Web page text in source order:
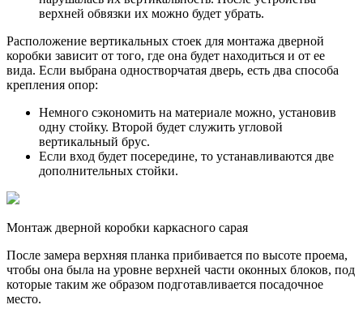
верхней обвязки их можно будет убрать.
Расположение вертикальных стоек для монтажа дверной
коробки зависит от того, где она будет находиться и от ее
вида. Если выбрана одностворчатая дверь, есть два способа
крепления опор:
Немного сэкономить на материале можно, установив
одну стойку. Второй будет служить угловой
вертикальный брус.
Если вход будет посередине, то устанавливаются две
дополнительных стойки.
Монтаж дверной коробки каркасного сарая
После замера верхняя планка прибивается по высоте проема,
чтобы она была на уровне верхней части оконных блоков, под
которые таким же образом подготавливается посадочное
место.